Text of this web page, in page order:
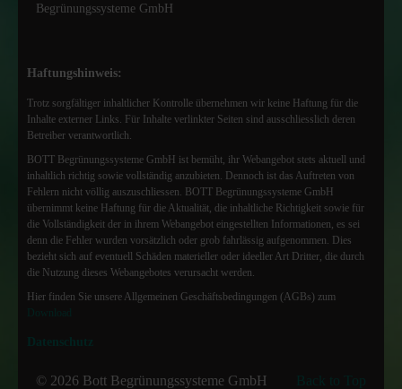
Begrünungssysteme GmbH
Haftungshinweis:
Trotz sorgfältiger inhaltlicher Kontrolle übernehmen wir keine Haftung für die
Inhalte externer Links. Für Inhalte verlinkter Seiten sind ausschliesslich deren
Betreiber verantwortlich.
BOTT Begrünungssysteme GmbH ist bemüht, ihr Webangebot stets aktuell und
inhaltlich richtig sowie vollständig anzubieten. Dennoch ist das Auftreten von
Fehlern nicht völlig auszuschliessen. BOTT Begrünungssysteme GmbH
übernimmt keine Haftung für die Aktualität, die inhaltliche Richtigkeit sowie für
die Vollständigkeit der in ihrem Webangebot eingestellten Informationen, es sei
denn die Fehler wurden vorsätzlich oder grob fahrlässig aufgenommen. Dies
bezieht sich auf eventuell Schäden materieller oder ideeller Art Dritter, die durch
die Nutzung dieses Webangebotes verursacht werden.
Hier finden Sie unsere Allgemeinen Geschäftsbedingungen (AGBs) zum
© 2026 Bott Begrünungssysteme GmbH